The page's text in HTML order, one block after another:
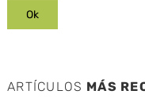
ARTÍCULOS MÁS